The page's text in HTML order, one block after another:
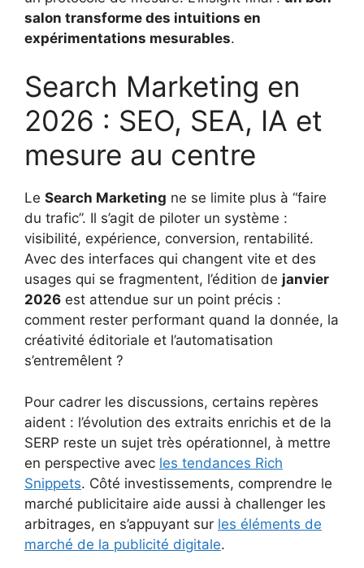
salon transforme des intuitions en
expérimentations mesurables.
Search Marketing en
2026 : SEO, SEA, IA et
mesure au centre
Le Search Marketing ne se limite plus à “faire
du trafic”. Il s’agit de piloter un système :
visibilité, expérience, conversion, rentabilité.
Avec des interfaces qui changent vite et des
usages qui se fragmentent, l’édition de janvier
2026 est attendue sur un point précis :
comment rester performant quand la donnée, la
créativité éditoriale et l’automatisation
s’entremêlent ?
Pour cadrer les discussions, certains repères
aident : l’évolution des extraits enrichis et de la
SERP reste un sujet très opérationnel, à mettre
en perspective avec les tendances Rich
Snippets. Côté investissements, comprendre le
marché publicitaire aide aussi à challenger les
arbitrages, en s’appuyant sur les éléments de
marché de la publicité digitale.